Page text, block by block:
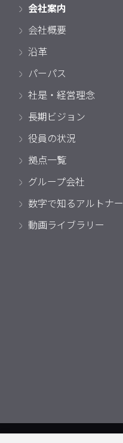
会社案内
会社概要
沿革
パーパス
社是・経営理念
長期ビジョン
役員の状況
拠点一覧
グループ会社
数字で知るアルトナー
動画ライブラリー